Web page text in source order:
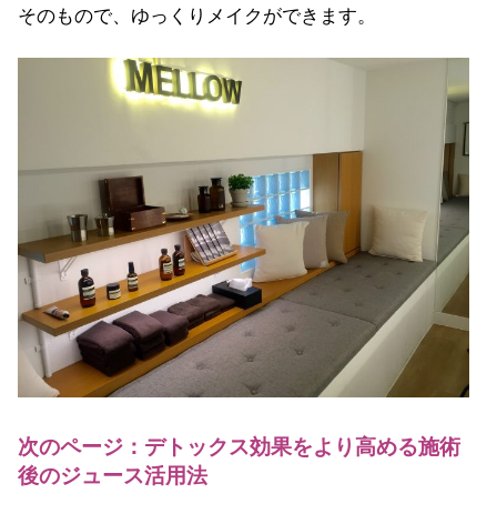
そのもので、ゆっくりメイクができます。
次のページ：デトックス効果をより高める施術
後のジュース活用法